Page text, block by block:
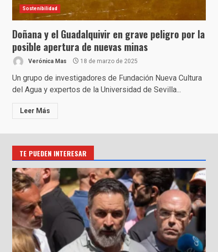
Sostenibilidad
Doñana y el Guadalquivir en grave peligro por la
posible apertura de nuevas minas
Verónica Mas 18 de marzo de 2025
Un grupo de investigadores de Fundación Nueva Cultura
del Agua y expertos de la Universidad de Sevilla...
Leer Más
TE PUEDEN INTERESAR